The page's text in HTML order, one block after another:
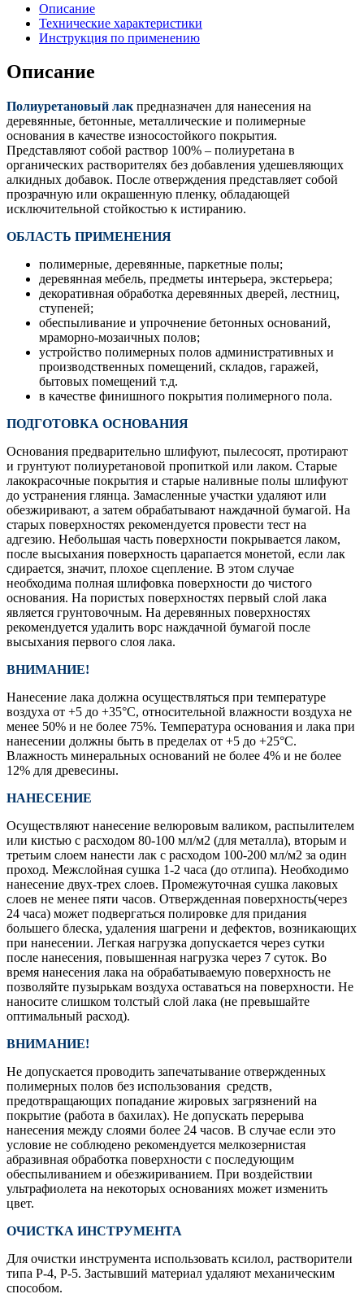
полиуретановый
Описание
Технические характеристики
Инструкция по применению
Описание
Полиуретановый лак предназначен для нанесения на
деревянные, бетонные, металлические и полимерные
основания в качестве износостойкого покрытия.
Представляют собой раствор 100% – полиуретана в
органических растворителях без добавления удешевляющих
алкидных добавок. После отверждения представляет собой
прозрачную или окрашенную пленку, обладающей
исключительной стойкостью к истиранию.
ОБЛАСТЬ ПРИМЕНЕНИЯ
полимерные, деревянные, паркетные полы;
деревянная мебель, предметы интерьера, экстерьера;
декоративная обработка деревянных дверей, лестниц,
ступеней;
обеспыливание и упрочнение бетонных оснований,
мраморно-мозаичных полов;
устройство полимерных полов административных и
производственных помещений, складов, гаражей,
бытовых помещений т.д.
в качестве финишного покрытия полимерного пола.
ПОДГОТОВКА ОСНОВАНИЯ
Основания предварительно шлифуют, пылесосят, протирают
и грунтуют полиуретановой пропиткой или лаком. Старые
лакокрасочные покрытия и старые наливные полы шлифуют
до устранения глянца. Замасленные участки удаляют или
обезжиривают, а затем обрабатывают наждачной бумагой. На
старых поверхностях рекомендуется провести тест на
адгезию. Небольшая часть поверхности покрывается лаком,
после высыхания поверхность царапается монетой, если лак
сдирается, значит, плохое сцепление. В этом случае
необходима полная шлифовка поверхности до чистого
основания. На пористых поверхностях первый слой лака
является грунтовочным. На деревянных поверхностях
рекомендуется удалить ворс наждачной бумагой после
высыхания первого слоя лака.
ВНИМАНИЕ!
Нанесение лака должна осуществляться при температуре
воздуха от +5 до +35°С, относительной влажности воздуха не
менее 50% и не более 75%. Температура основания и лака при
нанесении должны быть в пределах от +5 до +25°С.
Влажность минеральных оснований не более 4% и не более
12% для древесины.
НАНЕСЕНИЕ
Осуществляют нанесение велюровым валиком, распылителем
или кистью с расходом 80-100 мл/м2 (для металла), вторым и
третьим слоем нанести лак с расходом 100-200 мл/м2 за один
проход. Межслойная сушка 1-2 часа (до отлипа). Необходимо
нанесение двух-трех слоев. Промежуточная сушка лаковых
слоев не менее пяти часов. Отвержденная поверхность(через
24 часа) может подвергаться полировке для придания
большего блеска, удаления шагрени и дефектов, возникающих
при нанесении. Легкая нагрузка допускается через сутки
после нанесения, повышенная нагрузка через 7 суток. Во
время нанесения лака на обрабатываемую поверхность не
позволяйте пузырькам воздуха оставаться на поверхности. Не
наносите слишком толстый слой лака (не превышайте
оптимальный расход).
ВНИМАНИЕ!
Не допускается проводить запечатывание отвержденных
полимерных полов без использования средств,
предотвращающих попадание жировых загрязнений на
покрытие (работа в бахилах). Не допускать перерыва
нанесения между слоями более 24 часов. В случае если это
условие не соблюдено рекомендуется мелкозернистая
абразивная обработка поверхности с последующим
обеспыливанием и обезжириванием. При воздействии
ультрафиолета на некоторых основаниях может изменить
цвет.
ОЧИСТКА ИНСТРУМЕНТА
Для очистки инструмента использовать ксилол, растворители
типа Р-4, Р-5. Застывший материал удаляют механическим
способом.